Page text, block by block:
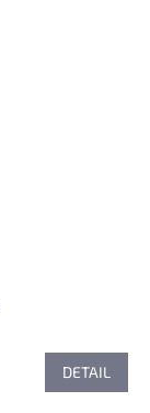
DETAIL